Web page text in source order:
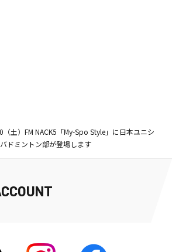
（土）FM NACK5「My-Spo Style」に日本ユニシ
ドミントン部が登場します